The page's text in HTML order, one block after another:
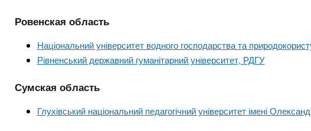
Ровенская область
Національний університет водного господарства та
Рівненський державний гуманітарний університет, РДГУ
Сумская область
Глухівський національний педагогічний університет імені